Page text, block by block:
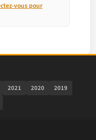
vous pour
2021 2020
2019